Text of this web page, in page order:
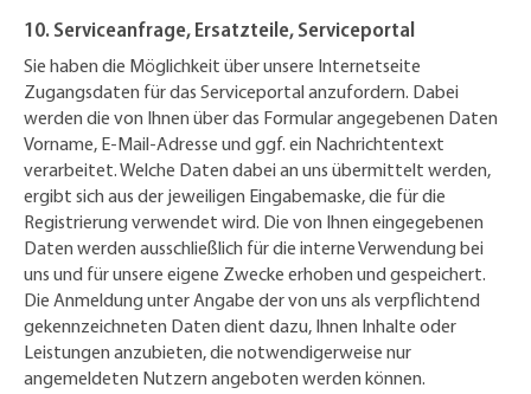
10. Serviceanfrage, Ersatzteile, Serviceportal
Sie haben die Möglichkeit über unsere Internetseite
Zugangsdaten für das Serviceportal anzufordern. Dabei
werden die von Ihnen über das Formular angegebenen Daten
Vorname, E-Mail-Adresse und ggf. ein Nachrichtentext
verarbeitet. Welche Daten dabei an uns übermittelt werden,
ergibt sich aus der jeweiligen Eingabemaske, die für die
Registrierung verwendet wird. Die von Ihnen eingegebenen
Daten werden ausschließlich für die interne Verwendung bei
uns und für unsere eigene Zwecke erhoben und gespeichert.
Die Anmeldung unter Angabe der von uns als verpflichtend
gekennzeichneten Daten dient dazu, Ihnen Inhalte oder
Leistungen anzubieten, die notwendigerweise nur
angemeldeten Nutzern angeboten werden können.